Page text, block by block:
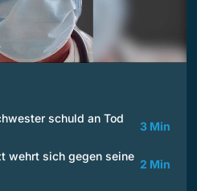
schuld an Tod
3 Min
wehrt sich gegen seine
2 Min